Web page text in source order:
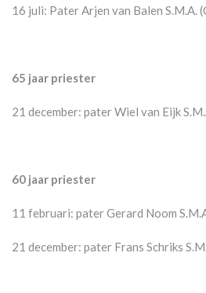
16 juli: Pater Arjen van Balen S.M.A.
65 jaar priester
21 december: pater Wiel van Eijk
60 jaar priester
11 februari: pater Gerard Noom
21 december: pater Frans Schriks